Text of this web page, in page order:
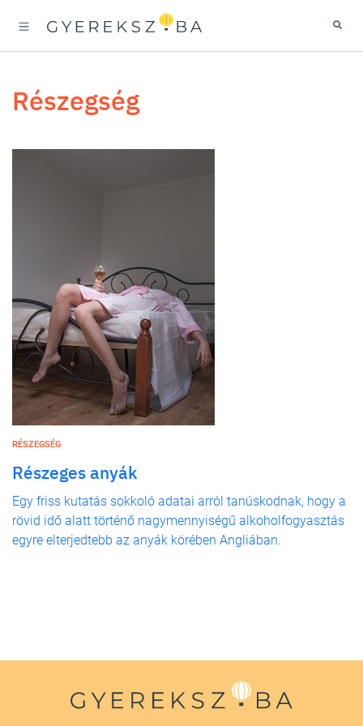
részegség
RÉSZEGSÉG
Részeges anyák
Egy friss kutatás sokkoló adatai arról tanúskodnak, hogy a
rövid idő alatt történő nagymennyiségű alkoholfogyasztás
egyre elterjedtebb az anyák körében Angliában.